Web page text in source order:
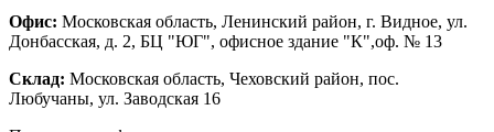
Офис: Московская область, Ленинский район, г. Видное, ул.
Донбасская, д. 2, БЦ "ЮГ", офисное здание "К",оф. № 13
Склад: Московская область, Чеховский район, пос.
Любучаны, ул. Заводская 16